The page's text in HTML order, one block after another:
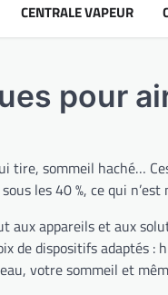
CENTRALE VAPEUR
pour
sommeil haché…
les 40 %, ce qui
aux appareils et aux
de dispositifs
votre sommeil et